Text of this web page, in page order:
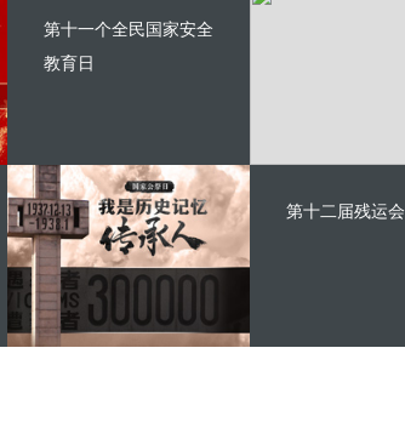
第十一个全民国家安全
教育日
第十二届残运会